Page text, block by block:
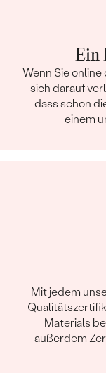
Ein
Wenn Sie
sich darauf
dass schon
einem
Mit jedem
Materials
außerdem